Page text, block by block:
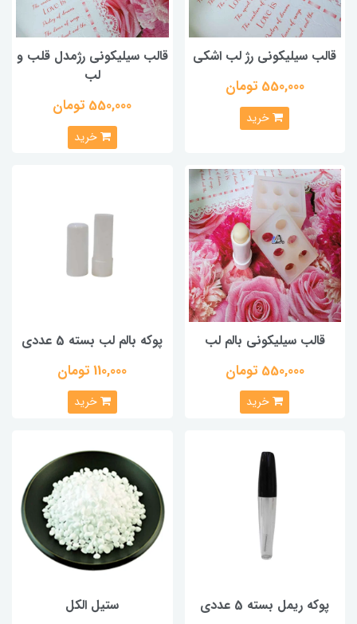
قالب سیلیکونی رژ لب اشکی
550,000 تومان
خرید
قالب سیلیکونی رژمدل قلب و
لب
550,000 تومان
خرید
قالب سیلیکونی بالم لب
550,000 تومان
خرید
پوکه بالم لب بسته 5 عددی
110,000 تومان
خرید
پوکه ریمل بسته 5 عددی ستیل الکل